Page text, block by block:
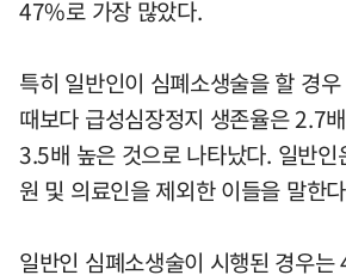
47%로 가장 많았다.
특히 일반인이 심폐소생술을 할 경
때보다 급성심장정지 생존율은 2.7
3.5배 높은 것으로 나타났다. 일반인
원 및 의료인을 제외한 이들을 말한
일반인 심폐소생술이 시행된 경우